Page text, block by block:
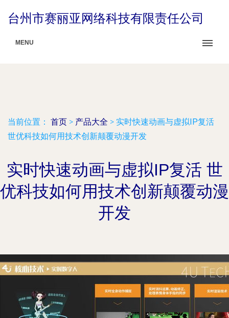
台州市赛丽亚网络科技有限责任公司
MENU
当前位置： 首页 > 产品大全 > 实时快速动画与虚拟IP复活
世优科技如何用技术创新颠覆动漫开发
实时快速动画与虚拟IP复活 世
优科技如何用技术创新颠覆动漫
开发